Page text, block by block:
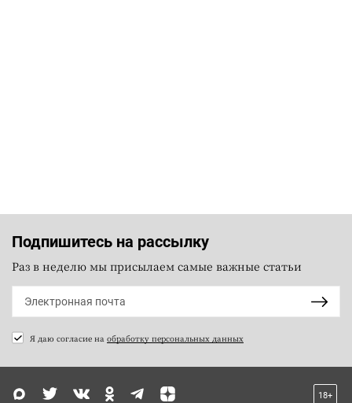
Подпишитесь на рассылку
Раз в неделю мы присылаем самые важные статьи
Я даю согласие на обработку персональных данных
18+